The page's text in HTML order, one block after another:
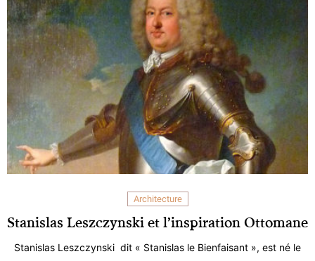
Architecture
Stanislas Leszczynski et l’inspiration Ottomane
Stanislas Leszczynski dit « Stanislas le Bienfaisant », est né le